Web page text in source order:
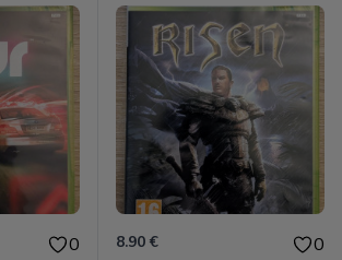
0 8.90 € 0